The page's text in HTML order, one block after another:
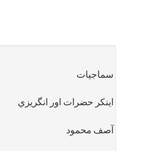
سماجيات
اینکر حضرات اور انگريزي
آصف محمود